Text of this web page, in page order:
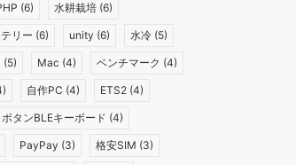
(6) 水耕栽培 (6)
リー (6) unity (6) 水冷 (5)
(5) Mac (4) ベンチマーク (4)
自作PC (4) ETS2 (4)
ボタンBLEキーボード (4)
PayPay (3) 格安SIM (3)